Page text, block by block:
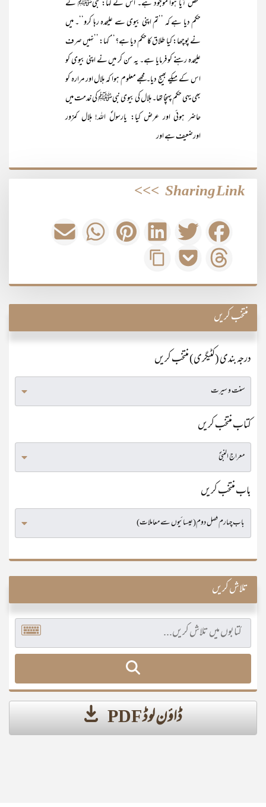
شخص آیا ہوا موجود ہے۔ اس نے کہا: نبیﷺ نے
حکم دیا ہے کہ ’’تم اپنی بیوی سے علیحدہ رہا کرو‘‘۔ میں
نے پوچھا: کیا طلاق کا حکم دیا ہے؟‘‘ کہا: ’’نہیں صرف
علیحدہ رہنے کو فرمایا ہے۔ یہ سن کر میں نے اپنی بیوی کو
اس کے میکے بھیج دیا۔ مجھے معلوم ہوا کہ ہلال اور مرارہ کو
بھی یہی حکم پہنچا تھا۔ ہلال کی بیوی نبیﷺ کی خدمت میں
حاضر ہوئی اور عرض کیا: یارسولؐ اللہ! ہلال کمزور
اورضعیف ہے اور
Sharing Link
>>>
منتخب کریں
درجہ بندی (کٹیگری) منتخب کریں
کتاب منتخب کریں
باب منتخب کریں
تلاش کریں
ڈاؤن لوڈ PDF